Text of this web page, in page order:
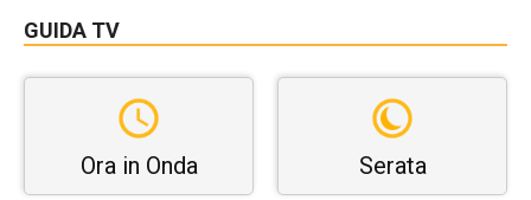
GUIDA TV
Ora in Onda Serata